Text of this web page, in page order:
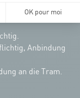
Anbindung
an die Tram.